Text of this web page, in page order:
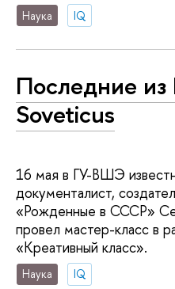
Наука IQ
Последние из
Soveticus
16 мая в ГУ-ВШЭ
документалист,
«Рожденные в СССР»
провел мастер-класс в
«Креативный класс».
Наука IQ